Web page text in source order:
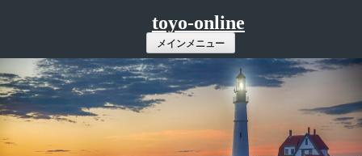
ツ
へ
ス
キ
toyo-online
メインメニュー